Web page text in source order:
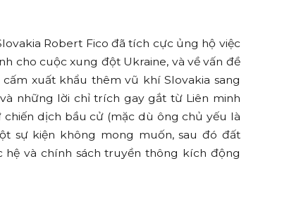
Robert Fico đã tích cực ủng hộ việc
cho cuộc xung đột Ukraine, và về vấn đề
xuất khẩu thêm vũ khí Slovakia sang
những lời chỉ trích gay gắt từ Liên minh
dịch bầu cử (mặc dù ông chủ yếu là
sự kiện không mong muốn, sau đó đất
hệ và chính sách truyền thông kích động